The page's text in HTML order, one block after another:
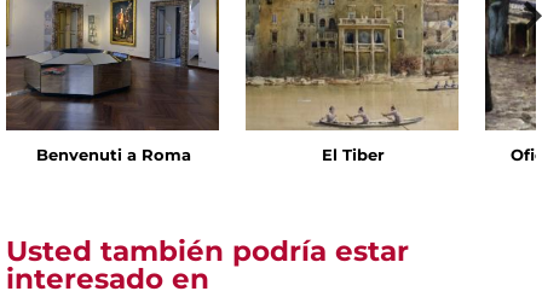
Benvenuti a Roma El Tiber
Usted también podría estar
interesado en